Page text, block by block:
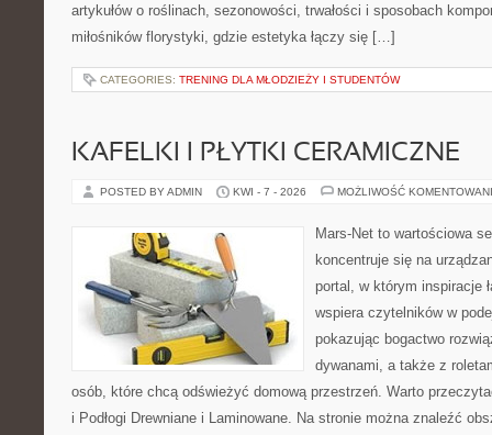
artykułów o roślinach, sezonowości, trwałości i sposobach
miłośników florystyki, gdzie estetyka łączy się […]
CATEGORIES: TRENING DLA MŁODZIEŻY I STUDENTÓW
KAFELKI I PŁYTKI CERAMICZNE
POSTED BY ADMIN KWI - 7 - 2026 MOŻLIWOŚĆ
Mars-Net to wartościowa
koncentruje się na
portal, w którym inspiracje
wspiera czytelników w
pokazując bogactwo
dywanami, a także z
osób, które chcą odświeżyć domową przestrzeń. Warto
i Podłogi Drewniane i Laminowane. Na stronie można znaleźć